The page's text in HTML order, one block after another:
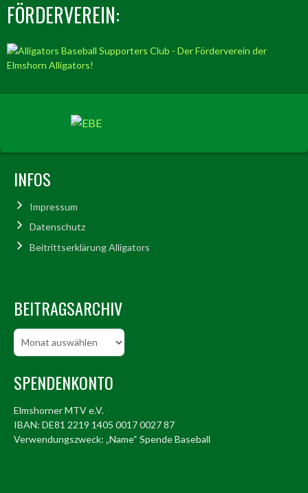
FÖRDERVEREIN:
INFOS
Impressum
Datenschutz
Beitrittserklärung Alligators
BEITRAGSARCHIV
Beitragsarchiv
SPENDENKONTO
Elmshorner MTV e.V.
IBAN: DE81 2219 1405 0017 0027 87
Verwendungszweck: „Name“ Spende Baseball